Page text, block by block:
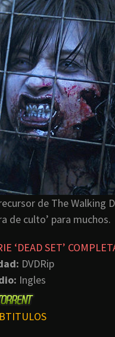
de The Walking
de culto’ para muchos.
‘DEAD SET’
DVDRip
Ingles